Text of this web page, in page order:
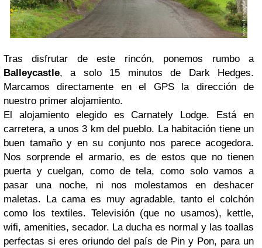
Tras disfrutar de este rincón, ponemos rumbo a
Balleycastle, a solo 15 minutos de Dark Hedges.
Marcamos directamente en el GPS la dirección de
nuestro primer alojamiento.
El alojamiento elegido es Carnately Lodge. Está en
carretera, a unos 3 km del pueblo. La habitación tiene un
buen tamaño y en su conjunto nos parece acogedora.
Nos sorprende el armario, es de estos que no tienen
puerta y cuelgan, como de tela, como solo vamos a
pasar una noche, ni nos molestamos en deshacer
maletas. La cama es muy agradable, tanto el colchón
como los textiles. Televisión (que no usamos), kettle,
wifi, amenities, secador. La ducha es normal y las toallas
perfectas si eres oriundo del país de Pin y Pon, para un